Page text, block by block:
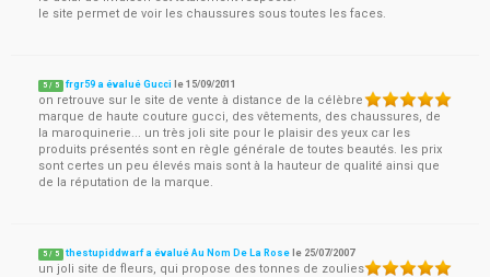
le site permet de voir les chaussures sous toutes les faces.
5 / 5 frgr59 a évalué Gucci le15/09/2011
on retrouve sur le site de vente à distance de la célèbre
marque de haute couture gucci, des vêtements, des chaussures, de
la maroquinerie... un très joli site pour le plaisir des yeux car les
produits présentés sont en règle générale de toutes beautés. les prix
sont certes un peu élevés mais sont à la hauteur de qualité ainsi que
de la réputation de la marque.
5 / 5 thestupiddwarf a évalué Au Nom De La Rose le 25/07/2007
un joli site de fleurs, qui propose des tonnes de zoulies